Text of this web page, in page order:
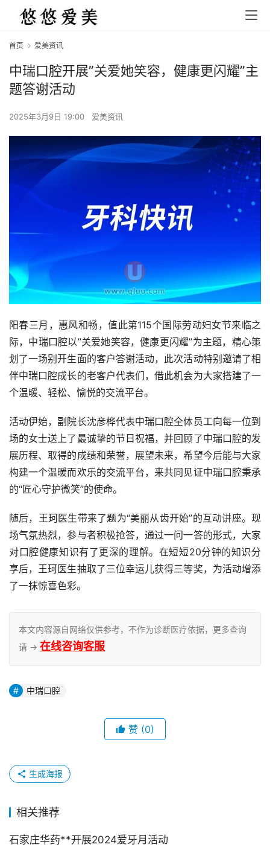
首页 爱美资讯
中瑞口腔开展”关爱她笑容，健康更闪耀”主
题答谢活动
2025年3月9日 19:00 爱美资讯
阳春三月，惠风和畅，值此第115个国际劳动妇女节来临之
际，中瑞口腔以”关爱她笑容，健康更闪耀”为主题，精心策
划了一场别开生面的客户答谢活动，此次活动特别邀请了相
伴中瑞口腔成长的老客户代表们，借此机会为大家搭建了一
个温暖、轻松、愉悦的交流平台。
活动伊始，副院长沈彦桦代表中瑞口腔全体员工向每一位到
场的女士送上了最诚挚的节日祝福，并回顾了中瑞口腔的发
展历程、取得的成绩和荣誉，展望未来，希望今后能与大家
构建一个温暖而欢乐的交流平台，来共同见证中瑞口腔秉承
的“匠心守护微笑”的使命。
随后，王珂医生带来了题为“美丽从齿开始”的互动讲座。现
场气氛热烈，参与者积极抢答，通过一问一答的形式，大家
对口腔健康知识有了更深的理解。在短短20分钟的知识分
享后，王珂医生抽取了三位幸运儿获得三等奖，为活动增添
了一抹惊喜色彩。
本文内容源自网络仅供参考，不作为诊断医疗依据，更多查询
请 → 在线咨询客服
中瑞口腔
赞 (0)
生成海报
相关推荐
石家庄华药**开展2024爱牙月活动